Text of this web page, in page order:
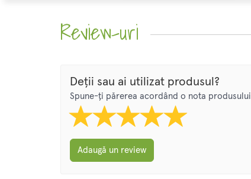
Review-uri
Deții sau ai utilizat produsul?
Spune-ți părerea acordând o nota produsului
Adaugă un review